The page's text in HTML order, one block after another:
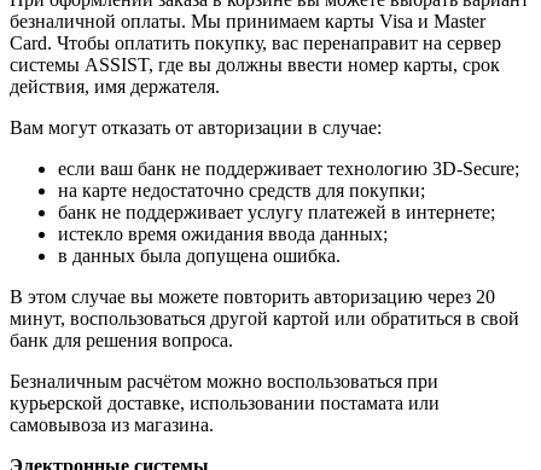
безналичной оплаты. Мы принимаем карты Visa и Master
Card. Чтобы оплатить покупку, вас перенаправит на сервер
системы ASSIST, где вы должны ввести номер карты, срок
действия, имя держателя.
Вам могут отказать от авторизации в случае:
если ваш банк не поддерживает технологию 3D-Secure;
на карте недостаточно средств для покупки;
банк не поддерживает услугу платежей в интернете;
истекло время ожидания ввода данных;
в данных была допущена ошибка.
В этом случае вы можете повторить авторизацию через 20
минут, воспользоваться другой картой или обратиться в свой
банк для решения вопроса.
Безналичным расчётом можно воспользоваться при
курьерской доставке, использовании постамата или
самовывоза из магазина.